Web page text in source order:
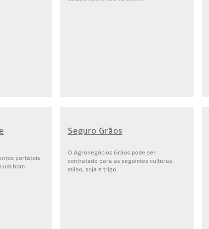
portáteis
um bom
Seguro Grãos
O Agronegócios Grãos pode ser
contratado para as seguintes culturas:
milho, soja e trigo.